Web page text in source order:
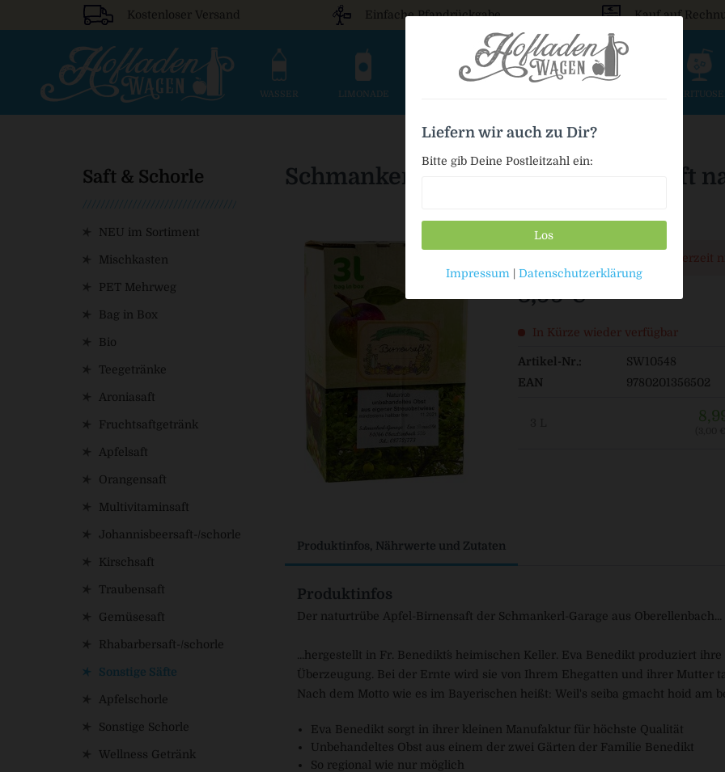
Kostenloser Versand Einfache Pfandrückgabe Kauf auf
WASSER LIMONADE
Saft & Schorle
NEU im Sortiment
Mischkasten
PET Mehrweg
Bag in Box
Bio
Teegetränke
Aroniasaft
Fruchtsaftgetränk
Apfelsaft
Orangensaft
Multivitaminsaft
Johannisbeersaft-/schorle
Kirschsaft
Traubensaft
Gemüsesaft
Rhabarbersaft-/schorle
Sonstige Säfte
Apfelschorle
Sonstige Schorle
Wellness Getränk
Schmankerl-Garage Apfel-Birnensaft
Dieser Artikel steht derzeit
8,99 € *
In Kürze wieder verfügbar
Artikel-Nr.:
SW10548
EAN
9780201356502
Produktinfos, Nährwerte und Zutaten
Produktinfos
Der naturtrübe Apfel-Birnensaft der Schmankerl-Garage aus Oberellenbach...
...hergestellt in Fr. Benedikt´s heimischen Keller . Eva Benedikt produziert
Überzeugung. Bei der Ernte wird sie von Ihrem Ehegatten und ihrer Mutter
Nach dem Motto wie es im Bayerischen heißt: Weil's seiba gmacht hoid am
Eva Benedikt sorgt in ihrer kleinen Manufaktur für höchste Qualität
Unbehandeltes Obst aus einem der zwei Gärten der Familie Benedikt
So regional wie nur möglich
Liefern wir auch zu Dir?
Bitte gib Deine Postleitzahl ein:
Los
Impressum | Datenschutzerklärung